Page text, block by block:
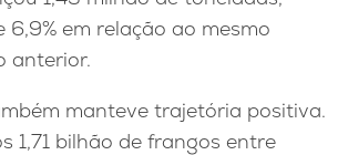
6,9% em relação ao mesmo
anterior.
manteve trajetória positiva.
1,71 bilhão de frangos entre